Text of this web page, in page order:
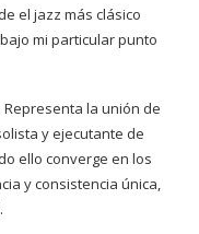
el jazz más clásico
mi particular punto
Representa la unión de
y ejecutante de
ello converge en los
y consistencia única,